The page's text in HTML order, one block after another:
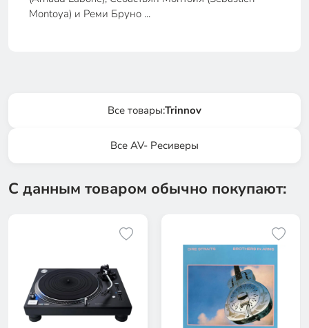
Montoya) и Реми Бруно ...
Все товары:Trinnov
Все AV- Ресиверы
С данным товаром обычно покупают: